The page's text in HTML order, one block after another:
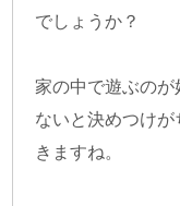
でしょうか？
家の中で遊ぶの
ないと決めつけ
きますね。